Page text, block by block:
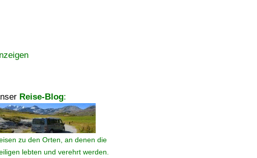
Reise-Blog:
zu den Orten, an denen die
lebten und verehrt werden.